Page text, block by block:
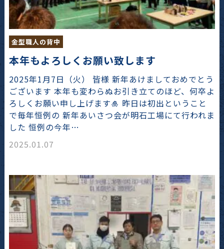
金型職人の背中
本年もよろしくお願い致します
2025年1月7日（火） 皆様 新年あけましておめでとう
ございます 本年も変わらぬお引き立てのほど、何卒よ
ろしくお願い申し上げます🎍 昨日は初出ということ
で毎年恒例の 新年あいさつ会が明石工場にて行われま
した 恒例の今年…
2025.01.07